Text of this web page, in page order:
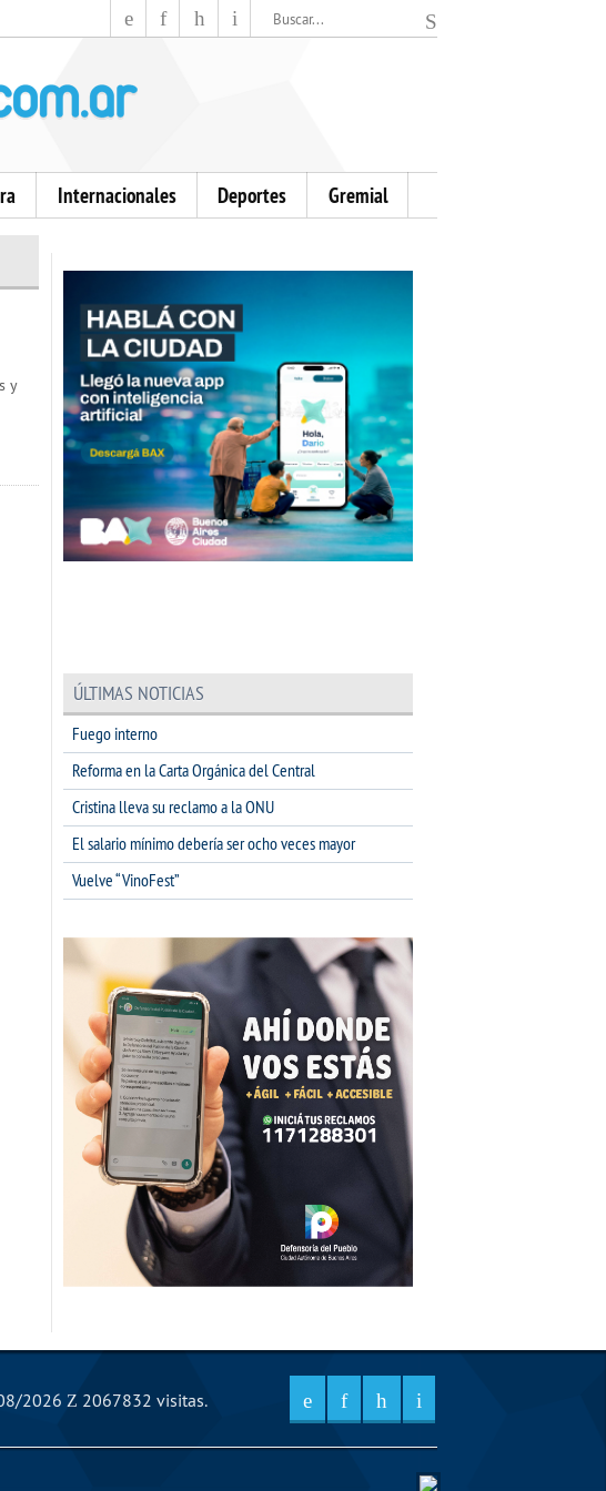
Internacionales Deportes Gremial
y
ÚLTIMAS NOTICIAS
Fuego interno
Reforma en la Carta Orgánica del Central
Cristina lleva su reclamo a la ONU
El salario mínimo debería ser ocho veces mayor
Vuelve “VinoFest”
2026 2067832 visitas.